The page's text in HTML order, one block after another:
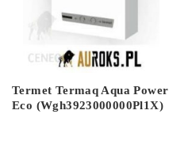
Termet Termaq Aqua Power
Eco (Wgh3923000000Pl1X)